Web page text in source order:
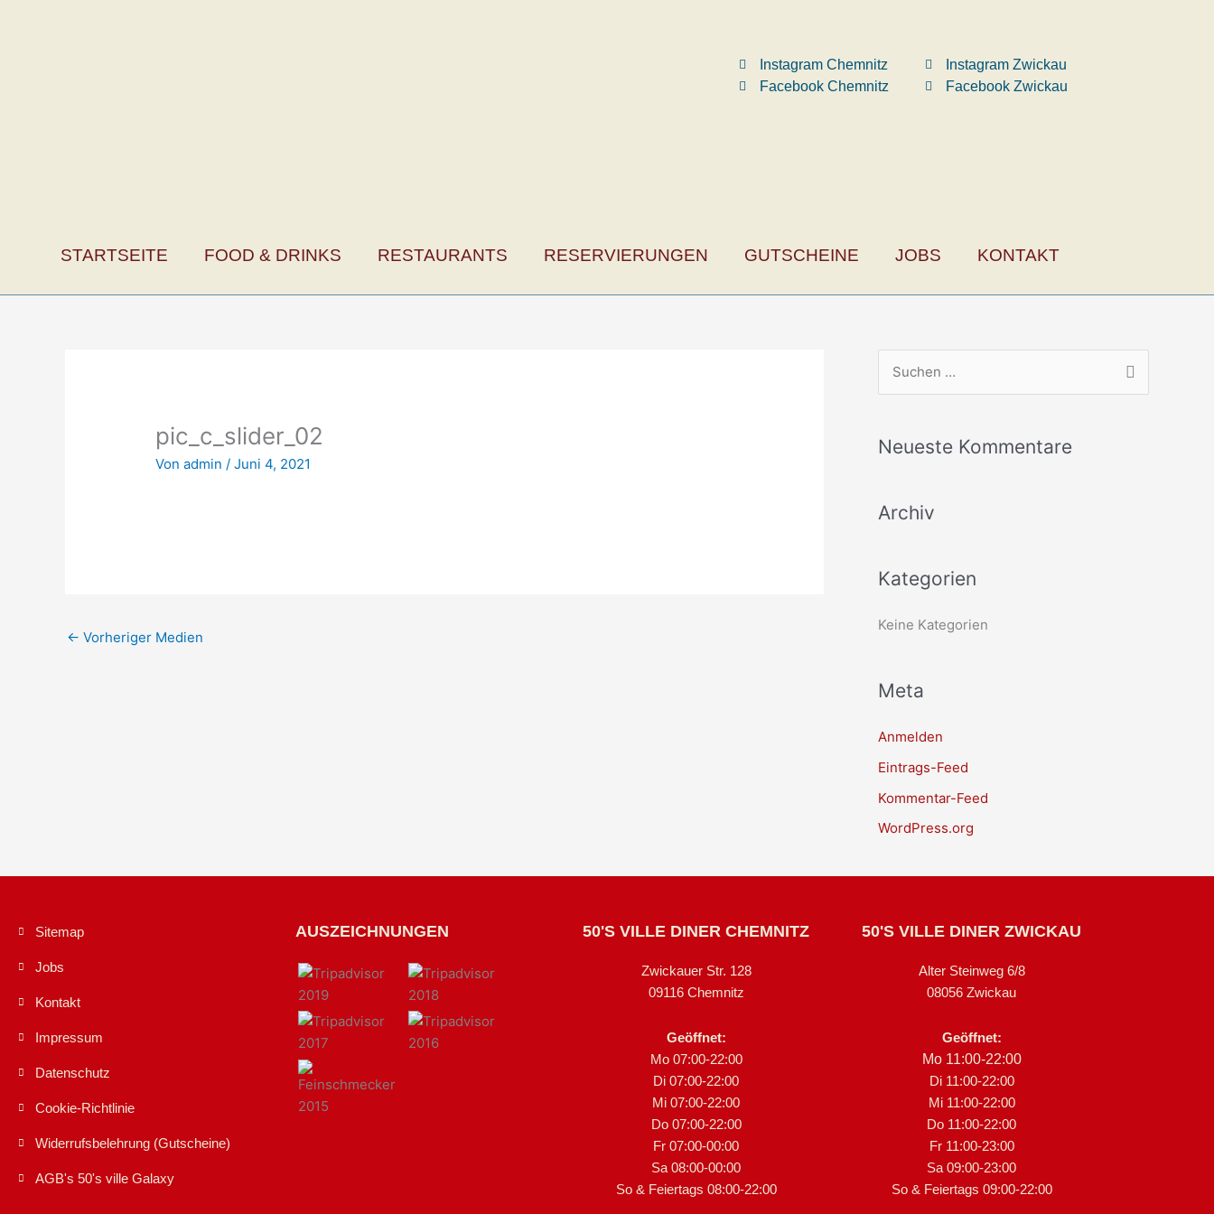
Instagram Chemnitz
Facebook Chemnitz
Instagram Zwickau
Facebook Zwickau
STARTSEITE FOOD & DRINKS RESTAURANTS RESERVIERUNGEN GUTSCHEINE JOBS KONTAKT
pic_c_slider_02
Vonadmin/Juni 4, 2021
← Vorheriger Medien
h
n
h
Neueste Kommentare
Archiv
Kategorien
Keine Kategorien
Meta
Anmelden
Eintrags-Feed
Kommentar-Feed
WordPress.org
Sitemap
Jobs
Kontakt
Impressum
Datenschutz
Cookie-Richtlinie
Widerrufsbelehrung (Gutscheine)
AGB's 50's ville Galaxy
AUSZEICHNUNGEN 50'S VILLE DINER CHEMNITZ
Zwickauer Str. 128
09116 Chemnitz
Geöffnet:
Mo 07:00-22:00
Di 07:00-22:00
Mi 07:00-22:00
Do 07:00-22:00
Fr 07:00-00:00
Sa 08:00-00:00
So & Feiertags 08:00-22:00
50'S VILLE DINER ZWICKAU
Alter Steinweg 6/8
08056 Zwickau
Geöffnet:
Mo 11:00-22:00
Di 11:00-22:00
Mi 11:00-22:00
Do 11:00-22:00
Fr 11:00-23:00
Sa 09:00-23:00
So & Feiertags 09:00-22:00